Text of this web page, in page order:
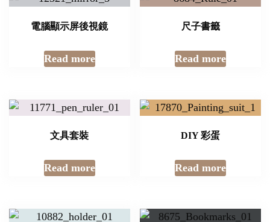
電腦顯示屏後視鏡
Read more
尺子書籤
Read more
文具套裝
Read more
DIY 彩蛋
Read more